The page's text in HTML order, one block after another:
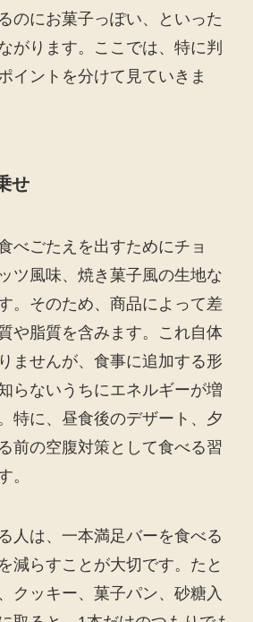
のにお菓子っぽい、といった
がります。ここでは、特に判
イントを分けて見ていきま
せ
べごたえを出すためにチョ
ツ風味、焼き菓子風の生地な
。そのため、商品によって差
や脂質を含みます。これ自体
ませんが、食事に追加する形
らないうちにエネルギーが増
特に、昼食後のデザート、夕
前の空腹対策として食べる習
。
人は、一本満足バーを食べる
減らすことが大切です。たと
クッキー、菓子パン、砂糖入